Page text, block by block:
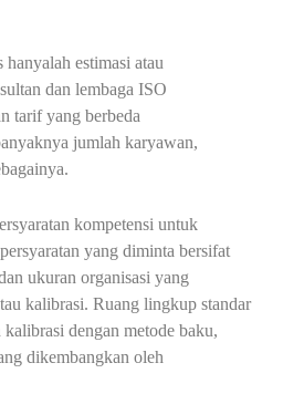
estimasi atau
dan lembaga ISO
tarif yang berbeda
jumlah karyawan,
kompetensi untuk
yang diminta bersifat
ukuran organisasi yang
kalibrasi. Ruang lingkup standar
dengan metode baku,
dikembangkan oleh